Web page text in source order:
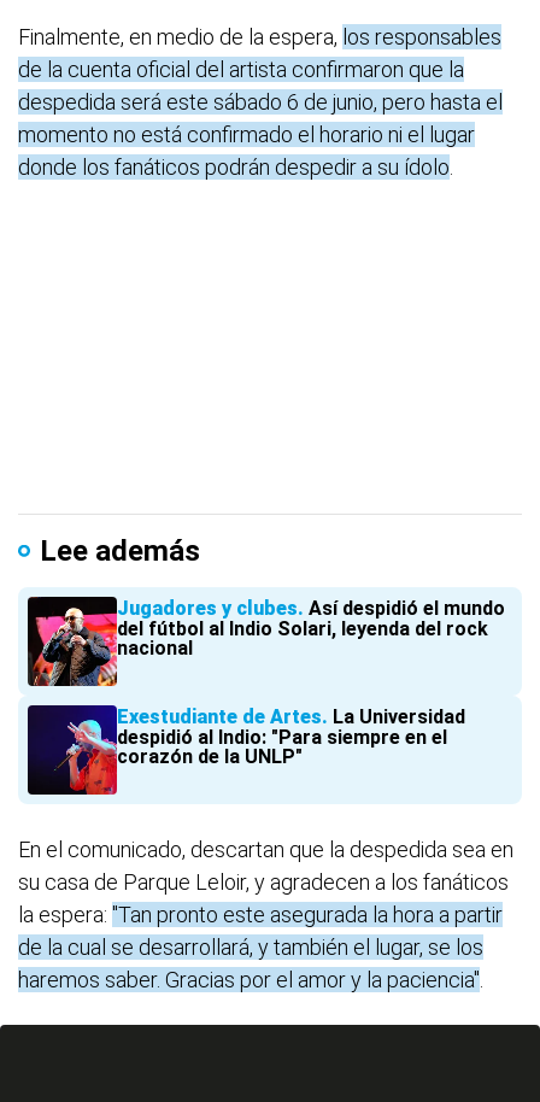
Finalmente, en medio de la espera, los responsables
de la cuenta oficial del artista confirmaron que la
despedida será este sábado 6 de junio, pero hasta el
momento no está confirmado el horario ni el lugar
donde los fanáticos podrán despedir a su ídolo.
Lee además
Jugadores y clubes Así despidió el mundo
del fútbol al Indio Solari, leyenda del rock
nacional
Exestudiante de Artes
La Universidad
despidió al Indio: "Para siempre en el
corazón de la UNLP"
En el comunicado, descartan que la despedida sea en
su casa de Parque Leloir, y agradecen a los fanáticos
la espera: "Tan pronto este asegurada la hora a partir
de la cual se desarrollará, y también el lugar, se los
haremos saber. Gracias por el amor y la paciencia".